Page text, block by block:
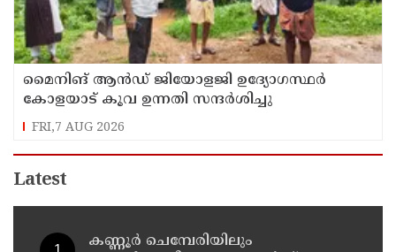
മൈനിങ് ആൻഡ്​ ജിയോളജി ഉദ്യോഗസ്ഥർ
കോളയാട് കൂവ ഉന്നതി സന്ദർശിച്ചു
FRI,7 AUG 2026
Latest
കണ്ണൂർ ചെമ്പേരിയിലും